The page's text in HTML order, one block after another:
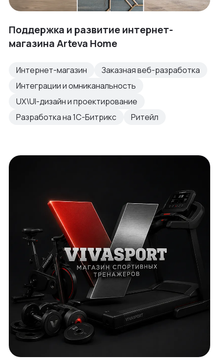
Поддержка и развитие интернет-
магазина Arteva Home
Интернет-магазин
Заказная веб-разработка
Интеграции и омниканальность
UX\UI-дизайн и проектирование
Разработка на 1С-Битрикс
Ритейл